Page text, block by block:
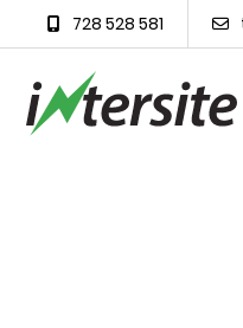
728 528 581